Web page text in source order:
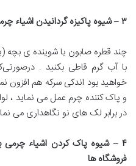
۳–شیوه پاکیزه گردانیدن اشیاء
چند قطره‌ صابون یا شوینده ی بچه
با آب گرم قاطی بکنید .
خواهید بود اندکی سرکه‌ هم افزون
و پاک کننده چرم‌ عمل‌ می نماید ،
در برابر لک های نو نگاهداری می
۴ –شیوه پاک کردن اشیاء چرمی
فروشگاه ها